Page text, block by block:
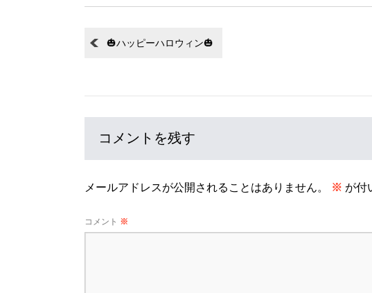
🎃ハッピーハロウィン🎃
コメントを残す
メールアドレスが公開されることはありません。 ※ が付
コメント ※